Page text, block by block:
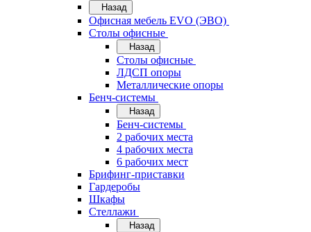
Назад
Офисная мебель EVO (ЭВО)
Cтолы офисные
Назад
Cтолы офисные
ЛДСП опоры
Металлические опоры
Бенч-системы
Назад
Бенч-системы
2 рабочих места
4 рабочих места
6 рабочих мест
Брифинг-приставки
Гардеробы
Шкафы
Стеллажи
Назад